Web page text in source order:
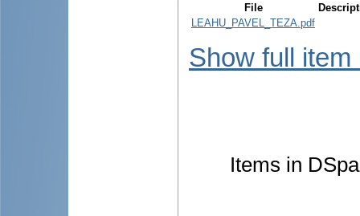
File
LEAHU_PAVEL_TEZA.pdf
Show full item
Items in